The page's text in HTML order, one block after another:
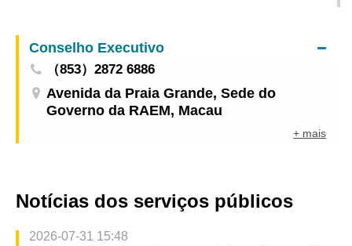
intitulado “Alteração ao Regulamento
Administrativo n.º 24/2020 ‒ Regulamentação da
governação electrónica”
Conselho Executivo
（853）2872 6886
Avenida da Praia Grande, Sede do
Governo da RAEM, Macau
+ mais
Notícias dos serviços públicos
2026-07-31 15:48